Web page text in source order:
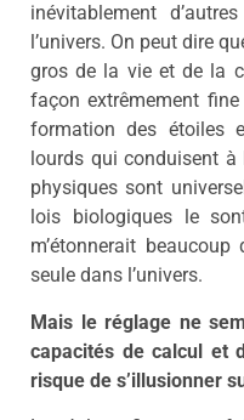
inévitablement
l’univers. On peut dire
gros de la vie et de la
façon extrêmement
formation des étoiles
lourds qui conduisent
physiques sont
lois biologiques le
m’étonnerait
seule dans l’univers.
Mais le réglage ne
capacités de calcul et
risque de s’illusionner